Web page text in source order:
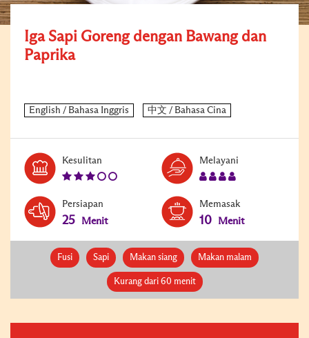
Iga Sapi Goreng dengan Bawang dan
Paprika
Kesulitan Melayani
Persiapan
25 Menit
Memasak
10 Menit
Fusi Sapi Makan siang Makan malam
Kurang dari 60 menit